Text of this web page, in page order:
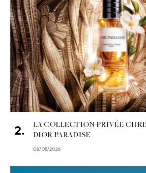
LA COLLECTION PRIVÉE
DIOR PARADISE
08/05/2026